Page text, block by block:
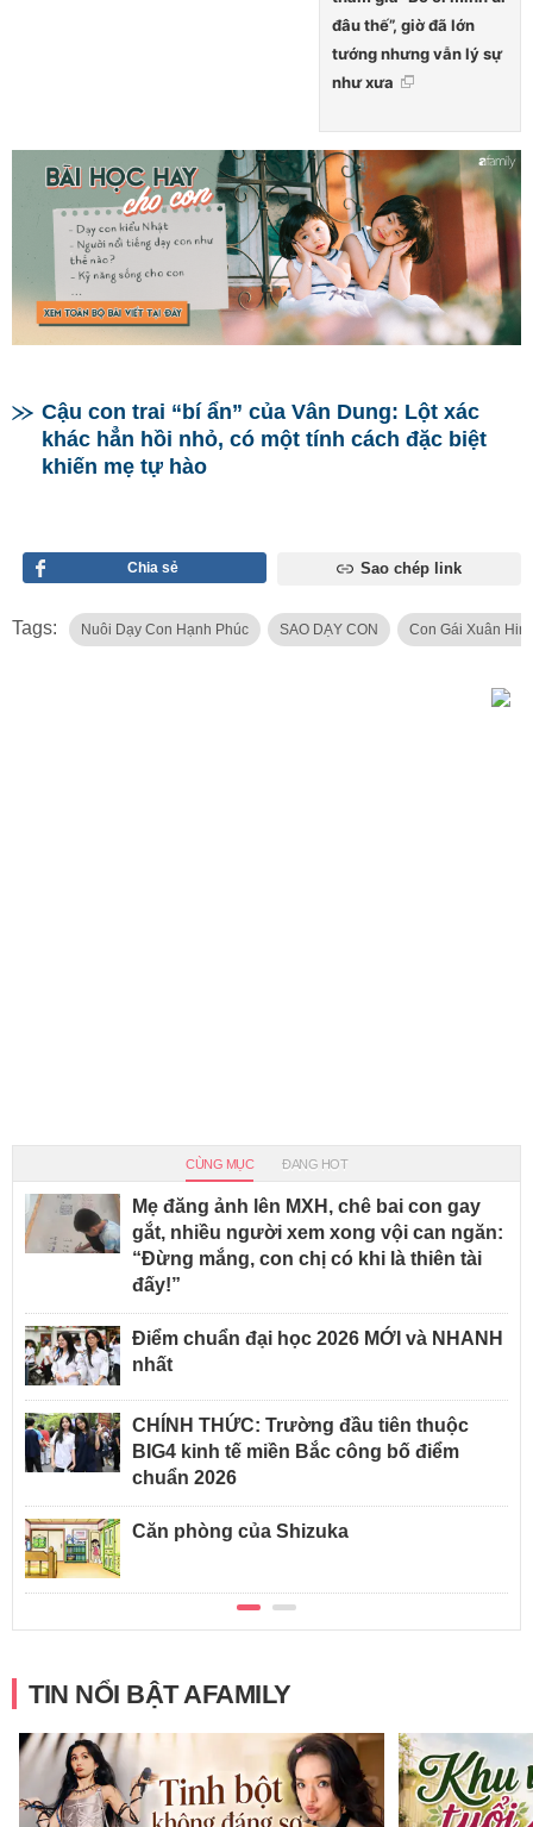
đâu thế”, giờ đã lớn
tướng nhưng vẫn lý sự
như xưa
Cậu con trai “bí ẩn” của Vân Dung: Lột xác
khác hẳn hồi nhỏ, có một tính cách đặc biệt
khiến mẹ tự hào
Chia sẻ Sao chép link
Tags: Nuôi Dạy Con Hạnh Phúc SAO DẠY CON Con Gái Xuân
CÙNG MỤC ĐANG HOT
Mẹ đăng ảnh lên MXH, chê bai con gay
gắt, nhiều người xem xong vội can ngăn:
“Đừng mắng, con chị có khi là thiên tài
đấy!”
Điểm chuẩn đại học 2026 MỚI và NHANH
nhất
CHÍNH THỨC: Trường đầu tiên thuộc
BIG4 kinh tế miền Bắc công bố điểm
chuẩn 2026
Căn phòng của Shizuka
TIN NỔI BẬT AFAMILY